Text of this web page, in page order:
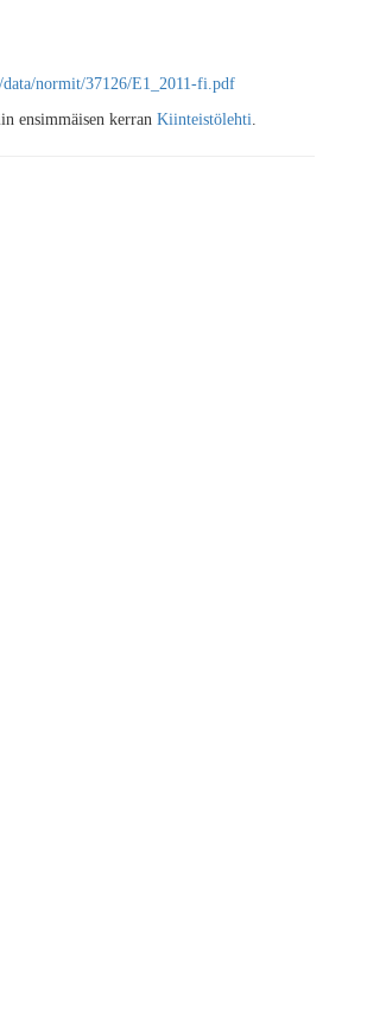
normit/37126/E1_2011-fi.pdf
ensimmäisen kerran Kiinteistölehti.